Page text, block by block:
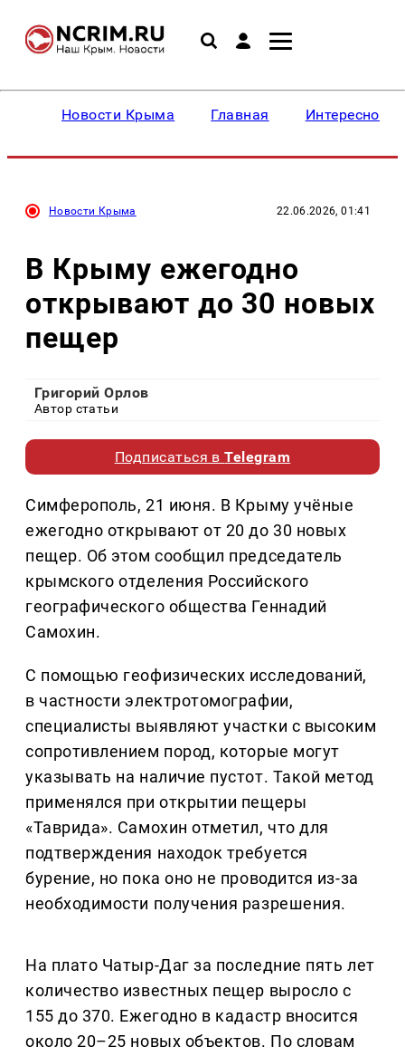
Новости Крыма Главная Интересное
Новости Крыма 22.06.2026, 01:41
В Крыму ежегодно
открывают до 30 новых
пещер
Григорий Орлов
Автор статьи
Подписаться вTelegram
Симферополь, 21 июня. В Крыму учёные
ежегодно открывают от 20 до 30 новых
пещер. Об этом сообщил председатель
крымского отделения Российского
географического общества Геннадий
Самохин.
С помощью геофизических исследований,
в частности электротомографии,
специалисты выявляют участки с высоким
сопротивлением пород, которые могут
указывать на наличие пустот. Такой метод
применялся при открытии пещеры
«Таврида». Самохин отметил, что для
подтверждения находок требуется
бурение, но пока оно не проводится из-за
необходимости получения разрешения.
На плато Чатыр-Даг за последние пять лет
количество известных пещер выросло с
155 до 370. Ежегодно в кадастр вносится
около 20–25 новых объектов. По словам